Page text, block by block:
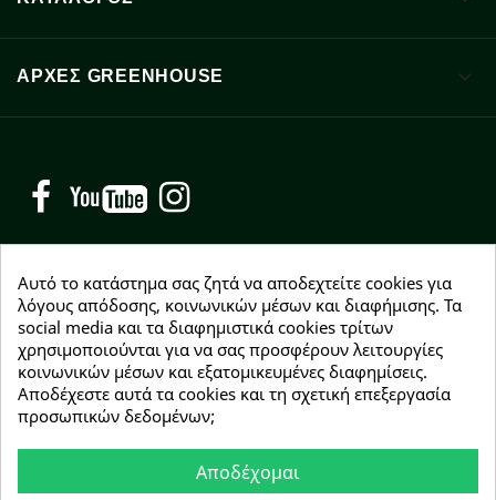
ΑΡΧΈΣ GREENHOUSE 
Facebook YouTube
NEWSLETTER
Εγγραφείτε δωρεάν και θα είστε οι πρώτοι που θα
λάβετε τα νέα μας γύρω από προσφορές, εκπτώσεις
και νέα προϊόντα.
Αυτό το κατάστημα σας ζητά να αποδεχτείτε cookies για
λόγους απόδοσης, κοινωνικών μέσων και διαφήμισης. Τα
social media και τα διαφημιστικά cookies τρίτων
χρησιμοποιούνται για να σας προσφέρουν λειτουργίες
κοινωνικών μέσων και εξατομικευμένες διαφημίσεις.
Αποδέχεστε αυτά τα cookies και τη σχετική επεξεργασία
προσωπικών δεδομένων;
Αποδέχομαι